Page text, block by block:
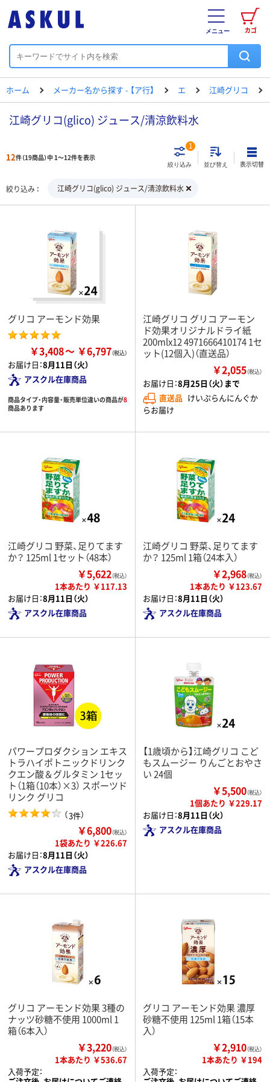
カゴ
メニュー
ホーム メーカー名から探す - 【ア行】 エ 江崎グリコ
江崎グリコ(glico) ジュース/清涼飲料水
12件（19商品）中 1～12件を表示
絞り込み
1
並び替え 表示切替
絞り込み 江崎グリコ(glico) ジュース/清涼飲料水
グリコ アーモンド効果
￥3,408 ￥6,797
お届け日：8月11日（火）
アスクル在庫商品
商品タイプ・内容量・販売単位違いの商品が8
商品あります
江崎グリコ グリコ アーモン
ド効果オリジナルドライ紙
200mlx12 4971666410174 1セ
ット(12個入)（直送品）
￥2,055（税込）
お届け日：8月25日（火）まで
直送品 けいぷらんにんぐか
らお届け
江崎グリコ 野菜、足りてます
か？ 125ml 1セット（48本）
￥5,622（税込）
1本あたり ￥117.13
お届け日：8月11日（火）
アスクル在庫商品
江崎グリコ 野菜、足りてます
か？ 125ml 1箱（24本入）
￥2,968（税込）
1本あたり ￥123.67
お届け日：8月11日（火）
アスクル在庫商品
パワープロダクション エキス
トラハイポトニックドリンク
クエン酸＆グルタミン 1セッ
ト（1箱（10本）×3） スポーツド
リンク グリコ
（3件）
￥6,800（税込）
1袋あたり ￥226.67
お届け日：8月11日（火）
アスクル在庫商品
【1歳頃から】江崎グリコ こど
もスムージー りんごとおやさ
い 24個
￥5,500（税込）
1個あたり ￥229.17
お届け日：8月11日（火）
アスクル在庫商品
グリコ アーモンド効果 3種の
ナッツ砂糖不使用 1000ml 1
箱（6本入）
￥3,220（税込）
1本あたり ￥536.67
入荷予定：
グリコ アーモンド効果 濃厚
砂糖不使用 125ml 1箱（15本
入）
￥2,910（税込）
1本あたり ￥194
入荷予定：